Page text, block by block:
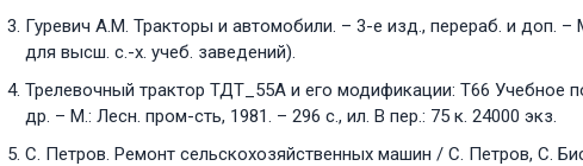
Гуревич А.М. Тракторы и автомобили. – 3-е изд., перераб. и доп.
для высш. с.-х. учеб. заведений).
Трелевочный трактор ТДТ_55А и его модификации: Т66 Учебное
др. – М.: Лесн. пром-сть, 1981. – 296 с., ил. В пер.: 75 к. 24000 экз.
С. Петров. Ремонт сельскохозяйственных машин / С. Петров, С.